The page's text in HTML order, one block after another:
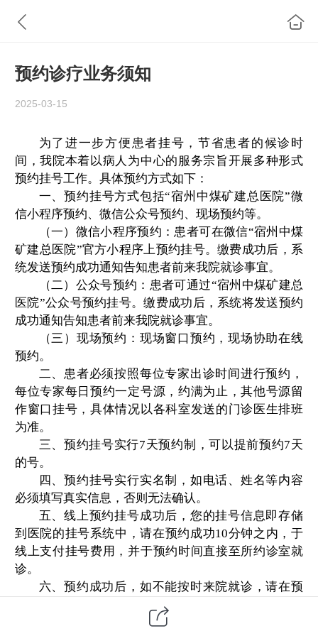
预约诊疗业务须知
2025-03-15
为了进一步方便患者挂号，节省患者的候诊时
间，我院本着以病人为中心的服务宗旨开展多种形式
预约挂号工作。具体预约方式如下：
一、预约挂号方式包括“宿州中煤矿建总医院”微
信小程序预约、 微信公众号预约、现场预约等。
（一） 微信小程序预约：患者可在微信“宿州中煤
矿建总医院”官方小程序上预约挂号。缴费成功后，系
统发送预约成功通知告知患者前来我院就诊事宜。
（二）公众号预约：患者可通过“宿州中煤矿建总
医院”公众号预约挂号。缴费成功后，系统将发送预约
成功通知告知患者前来我院就诊事宜。
（三）现场预约： 现场窗口预约 ，现场协助在线
预约。
二、患者必须按照每位专家出诊时间进行预约，
每位专家每日预约一定号源，约满为止，其他号源留
作窗口挂号，具体情况以各科室发送的门诊医生排班
为准。
三、预约挂号实行7天预约制，可以提前预约7天
的号。
四、预约挂号实行实名制，如电话、姓名等内容
必须填写真实信息，否则无法确认。
五、线上预约挂号成功后 ， 您的挂号信息即存储
到医院的挂号系统中 ，请在预约成功10分钟之内，于
线上支付挂号费用，并于预约时间直接至所约诊室就
诊。
六、预约成功后，如不能按时来院就诊，请在预
约时间24小时前联系在线客服或门诊部
门诊部核实确认可退费后，在线预约